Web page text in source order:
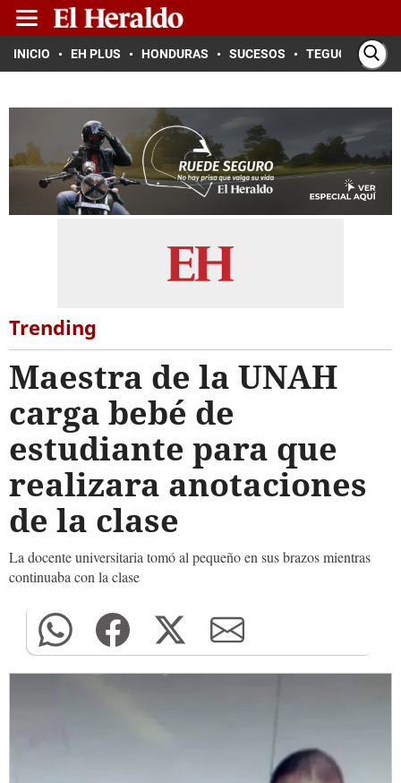
INICIO EH PLUS HONDURAS SUCESOS TEGUCIGALPA
Trending
Maestra de la UNAH
carga bebé de
estudiante para que
realizara anotaciones
de la clase
La docente universitaria tomó al pequeño en sus brazos mientras
continuaba con la clase